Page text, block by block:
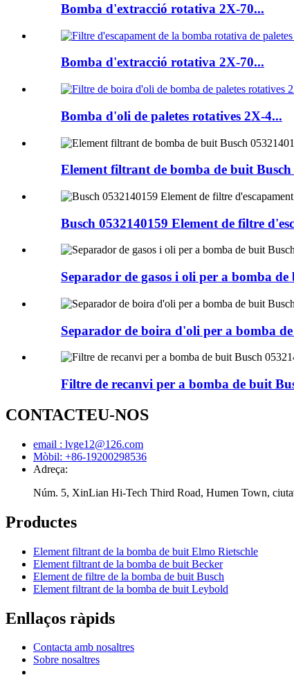
Bomba d'extracció rotativa 2X-70...
Bomba d'extracció rotativa 2X-70...
Bomba d'oli de paletes rotatives 2X-4...
Element filtrant de bomba de buit
Busch 0532140159 Element de filtre
Separador de gasos i oli per a bomba
Separador de boira d'oli per a bomba
Filtre de recanvi per a bomba de buit
CONTACTEU-NOS
email : lvge12@126.com
Mòbil: +86-19200298536
Adreça:
Núm. 5, XinLian Hi-Tech Third Road, Humen Town,
Productes
Element filtrant de la bomba de buit Elmo Rietschle
Element filtrant de la bomba de buit Becker
Element de filtre de la bomba de buit Busch
Element filtrant de la bomba de buit Leybold
Enllaços ràpids
Contacta amb nosaltres
Sobre nosaltres